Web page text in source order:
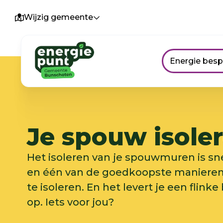
Wijzig gemeente
Energie
Je spouw
Het isoleren van je spouwmuren is
en één van de goedkoopste
te isoleren. En het levert je een flinke
op. Iets voor jou?